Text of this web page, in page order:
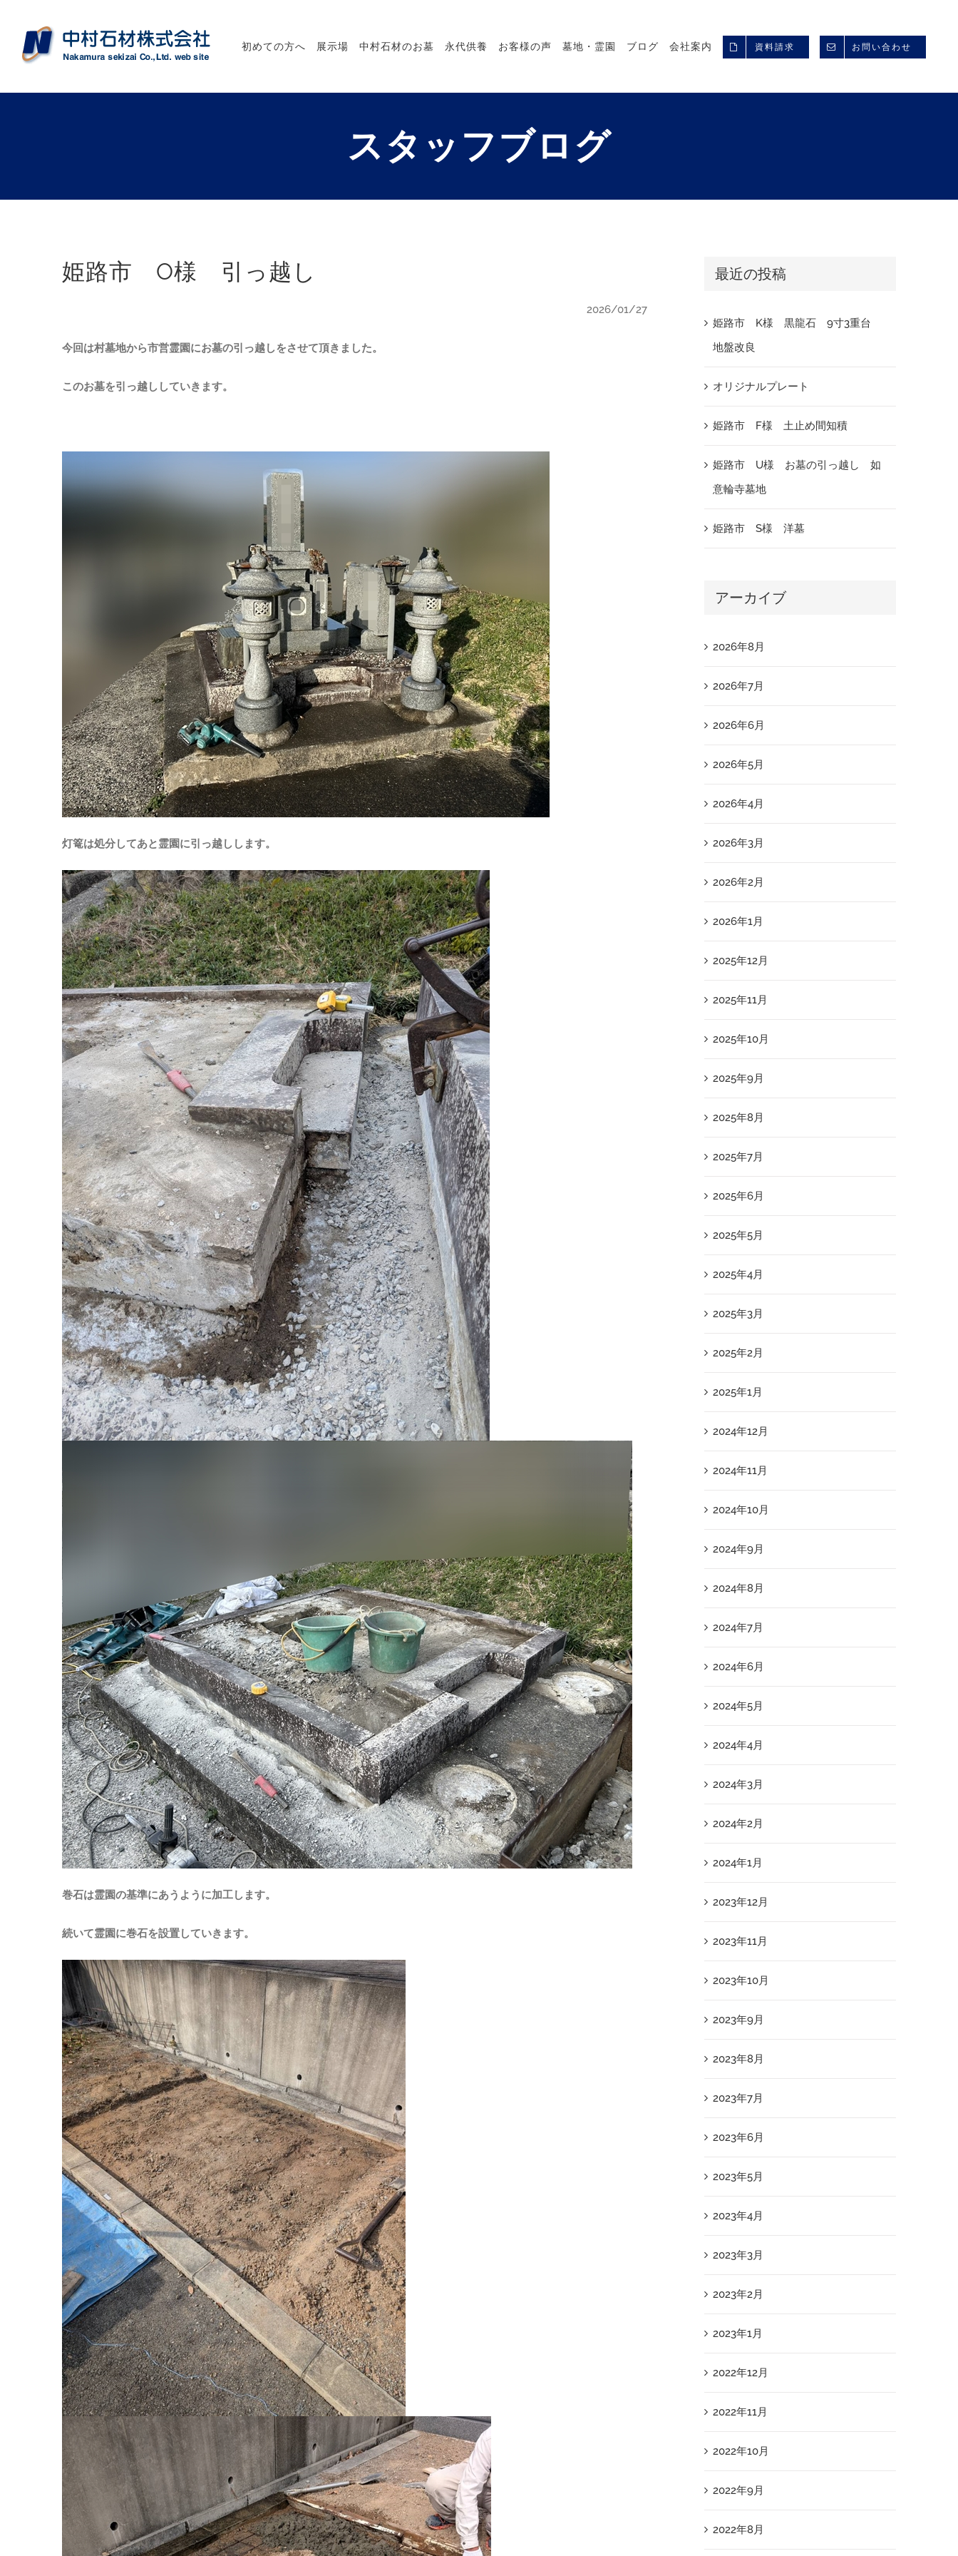
初めての方へ 展示場 中村石材のお墓 永代供養 お客様の声 墓地・霊園 ブログ 会社案内 資料請求 お問い合わせ
スタッフブログ
姫路市 O様 引っ越し
2026/01/27
今回は村墓地から市営霊園にお墓の引っ越しをさせて頂きました。
このお墓を引っ越ししていきます。
灯篭は処分してあと霊園に引っ越しします。
巻石は霊園の基準にあうように加工します。
続いて霊園に巻石を設置していきます。
最近の投稿
姫路市 K様 黒龍石 9寸3重台
地盤改良
オリジナルプレート
姫路市 F様 土止め間知積
姫路市 U様 お墓の引っ越し 如
意輪寺墓地
姫路市 S様 洋墓
アーカイブ
2026年8月
2026年7月
2026年6月
2026年5月
2026年4月
2026年3月
2026年2月
2026年1月
2025年12月
2025年11月
2025年10月
2025年9月
2025年8月
2025年7月
2025年6月
2025年5月
2025年4月
2025年3月
2025年2月
2025年1月
2024年12月
2024年11月
2024年10月
2024年9月
2024年8月
2024年7月
2024年6月
2024年5月
2024年4月
2024年3月
2024年2月
2024年1月
2023年12月
2023年11月
2023年10月
2023年9月
2023年8月
2023年7月
2023年6月
2023年5月
2023年4月
2023年3月
2023年2月
2023年1月
2022年12月
2022年11月
2022年10月
2022年9月
2022年8月